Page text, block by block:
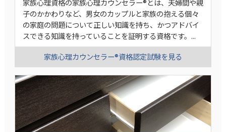
子のかかわりなど、男女のカップルと家族の抱える個々
の家庭の問題について正しい知識を持ち、かつアドバイ
スできる知識を持っていることを証明する資格です。...
家族心理カウンセラー®資格認定試験を見る